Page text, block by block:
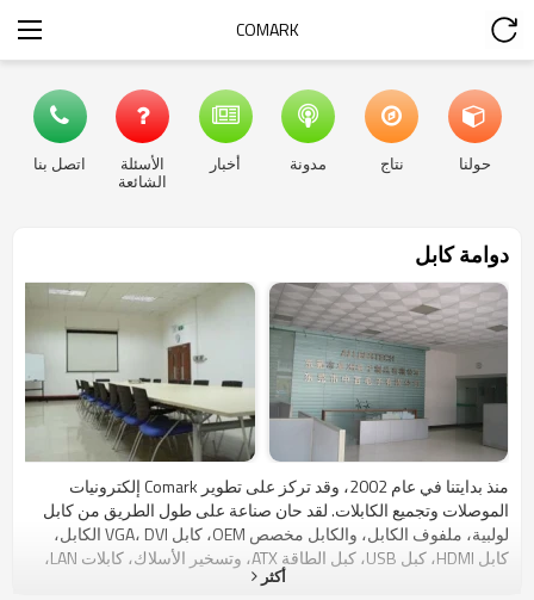
COMARK
حولنا نتاج مدونة أخبار الأسئلة
الشائعة
اتصل بنا
دوامة كابل
منذ بدايتنا في عام 2002، وقد تركز على تطوير Comark إلكترونيات
الموصلات وتجميع الكابلات. لقد حان صناعة على طول الطريق من كابل
لولبية، ملفوف الكابل، والكابل مخصص OEM، كابل VGA، DVI الكابل،
كابل HDMI، كبل USB، كبل الطاقة ATX، وتسخير الأسلاك، كابلات LAN،
أكثر